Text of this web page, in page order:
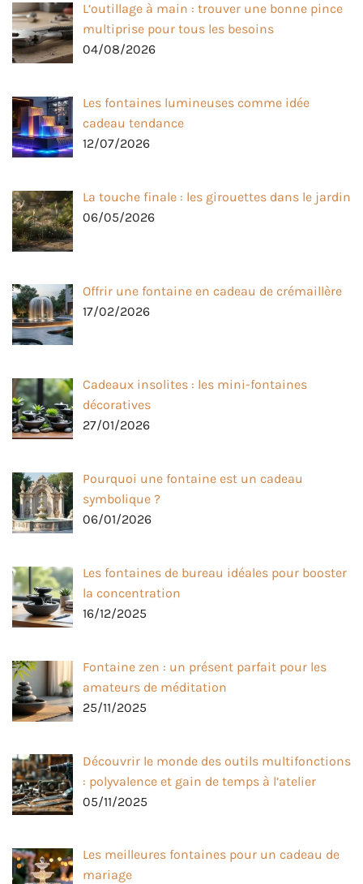
L’outillage à main : trouver une bonne pince
multiprise pour tous les besoins
04/08/2026
Les fontaines lumineuses comme idée
cadeau tendance
12/07/2026
La touche finale : les girouettes dans le jardin
06/05/2026
Offrir une fontaine en cadeau de crémaillère
17/02/2026
Cadeaux insolites : les mini-fontaines
décoratives
27/01/2026
Pourquoi une fontaine est un cadeau
symbolique ?
06/01/2026
Les fontaines de bureau idéales pour booster
la concentration
16/12/2025
Fontaine zen : un présent parfait pour les
amateurs de méditation
25/11/2025
Découvrir le monde des outils multifonctions
: polyvalence et gain de temps à l’atelier
05/11/2025
Les meilleures fontaines pour un cadeau de
mariage